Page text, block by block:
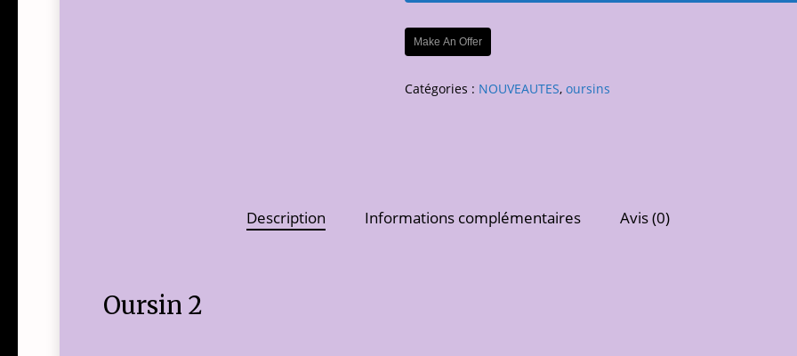
Make An Offer
Catégories : NOUVEAUTES,oursins
Description Informations complémentaires Avis (0)
Oursin 2